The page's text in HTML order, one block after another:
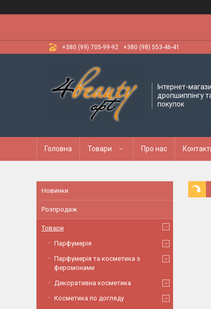
+380 (99) 705-99-92 +380 (98) 553-46-41
Інтернет-
дропшиппінгу
покупок
Головна Товари Про нас
Новинки
Розпродаж
Товари
Парфумерія
Парфумерія та косметика з
феромонами
Декоративна косметика
Косметика по догляду